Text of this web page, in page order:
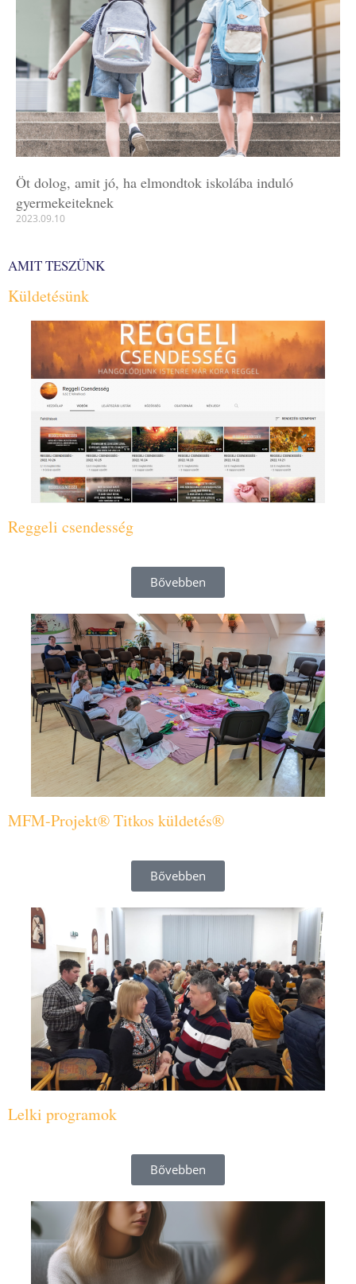
Öt dolog, amit jó, ha elmondtok iskolába induló
gyermekeiteknek
2023.09.10
AMIT TESZÜNK
Küldetésünk
Reggeli csendesség
Bővebben
MFM-Projekt® Titkos küldetés®
Bővebben
Lelki programok
Bővebben